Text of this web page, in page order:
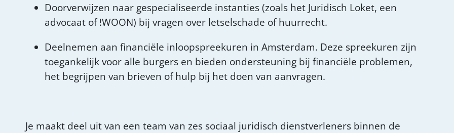
Doorverwijzen naar gespecialiseerde instanties (zoals het Juridisch Loket, een
advocaat of !WOON) bij vragen over letselschade of huurrecht.
Deelnemen aan financiële inloopspreekuren in Amsterdam. Deze spreekuren zijn
toegankelijk voor alle burgers en bieden ondersteuning bij financiële problemen,
het begrijpen van brieven of hulp bij het doen van aanvragen.
Je maakt deel uit van een team van zes sociaal juridisch dienstverleners binnen de